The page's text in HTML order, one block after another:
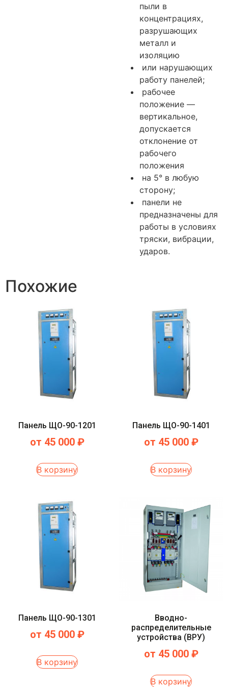
пыли в
концентрациях,
разрушающих
металл и
изоляцию
или нарушающих
работу панелей;
рабочее
положение —
вертикальное,
допускается
отклонение от
рабочего
положения
на 5° в любую
сторону;
панели не
предназначены для
работы в условиях
тряски, вибрации,
ударов.
Похожие
Панель ЩО-90-1201
от 45 000 ₽
В корзину
Панель ЩО-90-1401
от 45 000 ₽
В корзину
Панель ЩО-90-1301
от 45 000 ₽
В корзину
Вводно-
распределительные
устройства (ВРУ)
от 45 000 ₽
В корзину